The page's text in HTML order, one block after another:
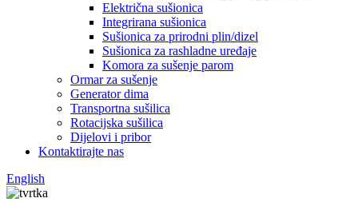
Električna sušionica
Integrirana sušionica
Sušionica za prirodni plin/dizel
Sušionica za rashladne uređaje
Komora za sušenje parom
Ormar za sušenje
Generator dima
Transportna sušilica
Rotacijska sušilica
Dijelovi i pribor
Kontaktirajte nas
English